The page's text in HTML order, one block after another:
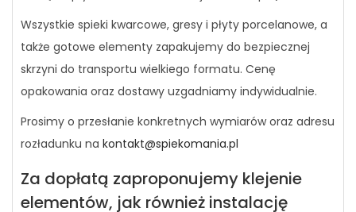
Wszystkie spieki kwarcowe, gresy i płyty porcelanowe, a
także gotowe elementy zapakujemy do bezpiecznej
skrzyni do transportu wielkiego formatu. Cenę
opakowania oraz dostawy uzgadniamy indywidualnie.
Prosimy o przesłanie konkretnych wymiarów oraz adresu
rozładunku na kontakt@spiekomania.pl
Za dopłatą zaproponujemy klejenie
elementów, jak również instalację